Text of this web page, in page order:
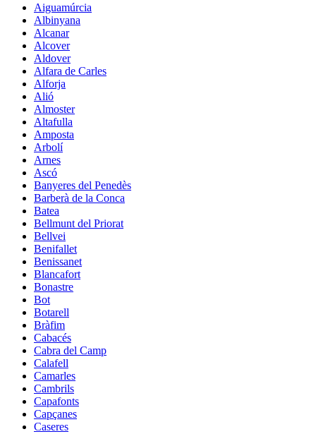
Aiguamúrcia
Albinyana
Alcanar
Alcover
Aldover
Alfara de Carles
Alforja
Alió
Almoster
Altafulla
Amposta
Arbolí
Arnes
Ascó
Banyeres del Penedès
Barberà de la Conca
Batea
Bellmunt del Priorat
Bellvei
Benifallet
Benissanet
Blancafort
Bonastre
Bot
Botarell
Bràfim
Cabacés
Cabra del Camp
Calafell
Camarles
Cambrils
Capafonts
Capçanes
Caseres